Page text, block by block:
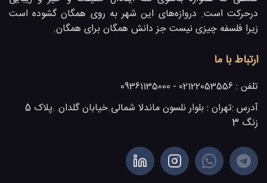
در‌حرکت است. دروازه‌های این شهر به روی همگان گشوده است
زیرا فلسفه چیزی نیست جز دانش همگان برای همگان.
ارتباط با ما
تلفن : 02122053556 - 09361135000
آدرس :
تهران : بلوار نلسون ماندلا شمالی.خیابان گلدان .پلاک 5
زنگ 3